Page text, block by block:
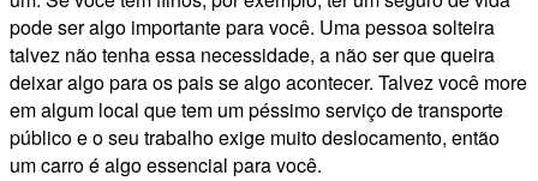
pode ser algo importante para você. Uma pessoa solteira
talvez não tenha essa necessidade, a não ser que queira
deixar algo para os pais se algo acontecer. Talvez você more
em algum local que tem um péssimo serviço de transporte
público e o seu trabalho exige muito deslocamento, então
um carro é algo essencial para você.